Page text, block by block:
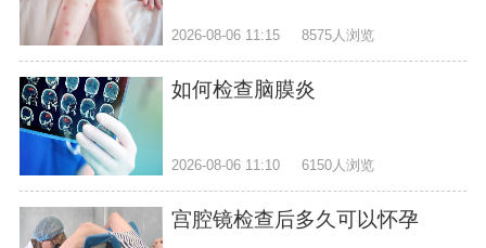
2026-08-06 11:15 8575人浏览
如何检查脑膜炎
2026-08-06 11:10 6150人浏览
宫腔镜检查后多久可以怀孕